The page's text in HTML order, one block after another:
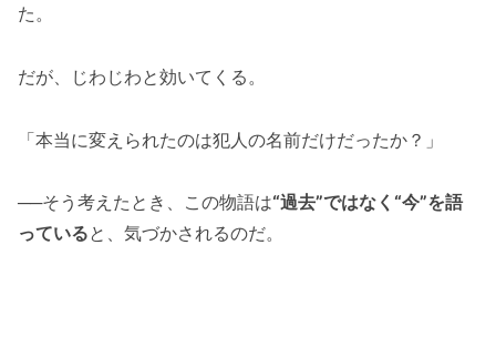
た。
だが、じわじわと効いてくる。
「本当に変えられたのは犯人の名前だけだったか？」
──そう考えたとき、この物語は“過去”ではなく“今”を語
っていると、気づかされるのだ。